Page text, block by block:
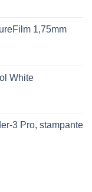
1,75mm
White
3 Pro, stampante